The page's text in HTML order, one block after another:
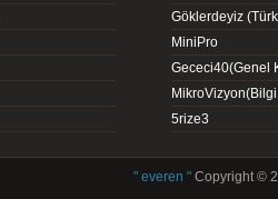
Göklerdeyiz
MiniPro
Gececi40(Genel
5rize3
" everen "Copyright ©